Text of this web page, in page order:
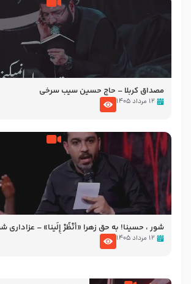
مصداق کربلا – حاج حسین سیب سرخی
۱۲ مرداد ۱۴۰۵
شور ، حسینا! به‌ حق زهرا «أُنْظُرْ إِلَینا» –
محرّم 1405
۱۲ مرداد ۱۴۰۵